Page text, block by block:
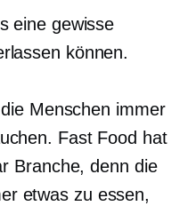
eine gewisse
können.
Menschen immer
Fast Food hat
Branche, denn die
etwas zu essen,